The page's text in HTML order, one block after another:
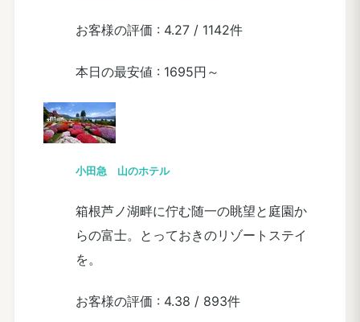
お客様の評価 : 4.27/ 1142件
本日の最安値 : 1695円～
小田急 山のホテル
箱根芦ノ湖畔に佇む随一の眺望と庭園か
らの富士。とっておきのリゾートステイ
を。
お客様の評価 : 4.38 / 893件